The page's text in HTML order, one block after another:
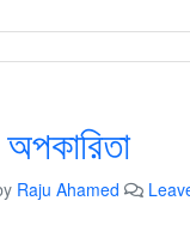
Raju Ahamed